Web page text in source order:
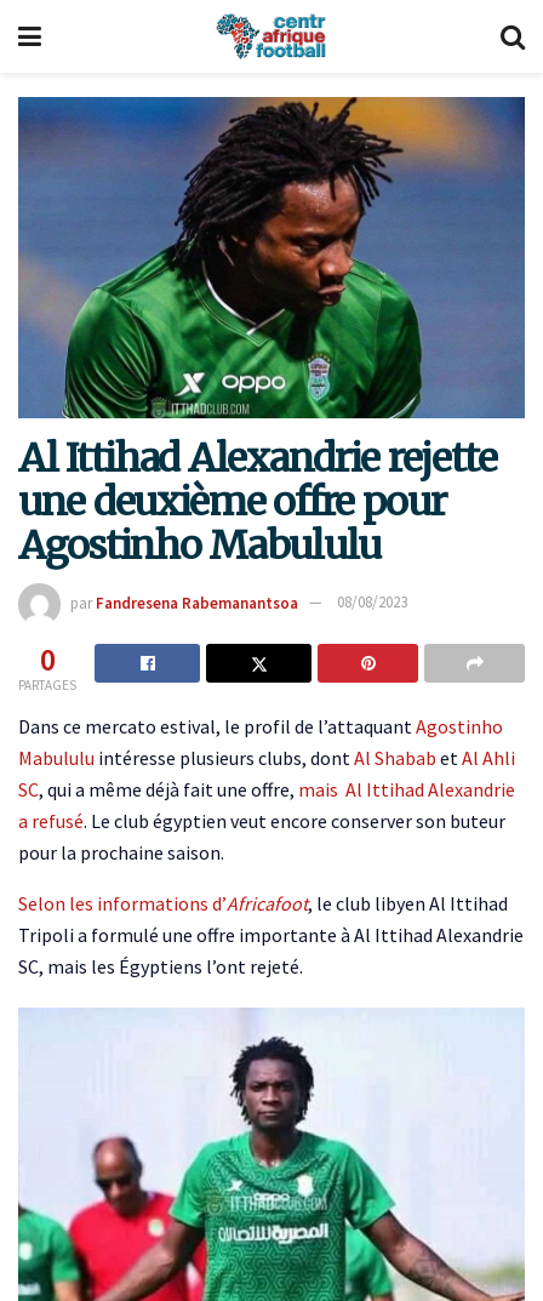
Al Ittihad Alexandrie rejette
une deuxième offre pour
Agostinho Mabululu
par Fandresena Rabemanantsoa 08/08/2023
0
PARTAGES
Dans ce mercato estival, le profil de l’attaquant Agostinho
Mabululu intéresse plusieurs clubs, dont Al Shabab et Al Ahli
SC, qui a même déjà fait une offre, mais Al Ittihad Alexandrie
a refusé. Le club égyptien veut encore conserver son buteur
pour la prochaine saison.
Selon les informations d’Africafoot, le club libyen Al Ittihad
Tripoli a formulé une offre importante à Al Ittihad Alexandrie
SC, mais les Égyptiens l’ont rejeté.